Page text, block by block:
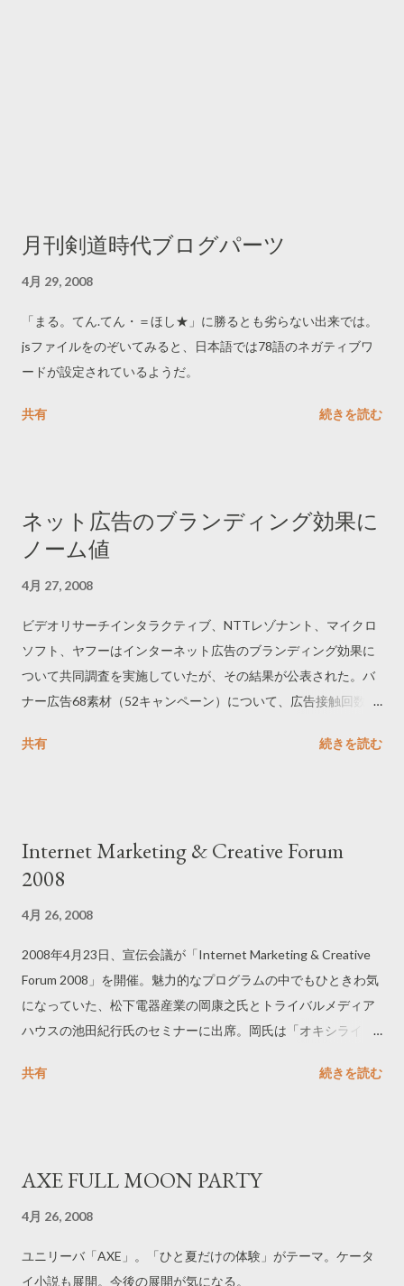
月刊剣道時代ブログパーツ
4月 29, 2008
「まる。てん.てん・＝ほし★」に勝るとも劣らない出来では。
jsファイルをのぞいてみると、日本語では78語のネガティブワ
ードが設定されているようだ。
共有 続きを読む
ネット広告のブランディング効果に
ノーム値
4月 27, 2008
ビデオリサーチインタラクティブ、NTTレゾナント、マイクロ
ソフト、ヤフーはインターネット広告のブランディング効果に
ついて共同調査を実施していたが、その結果が公表された。バ
ナー広告68素材（52キャンペーン）について、広告接触回数と
デオリサーチインタラクティブのプレスリリースからダウンロ
共有 続きを読む
Internet Marketing & Creative Forum
2008
4月 26, 2008
2008年4月23日、宣伝会議が「Internet Marketing & Creative
Forum 2008」を開催。魅力的なプログラムの中でもひときわ気
になっていた、松下電器産業の岡康之氏とトライバルメディア
ハウスの池田紀行氏のセミナーに出席。岡氏は「オキシライド
ミによる伝播を考慮したユニークなキャンペーンを次々と仕掛
と、「きれいなおねえさんは、好きですか。」キャンペーンを
担当。「きれいな・・・」は1992年から継続している息の長い
「PREMIUM MEMBER 2007 in ASIA」として、キャンペーンを
支援してくれる「美」に敏感な女性を募集した。日本の各市区
共有 続きを読む
AXE FULL MOON PARTY
4月 26, 2008
ユニリーバ「AXE」。「ひと夏だけの体験」がテーマ。ケータ
イ小説も展開。今後の展開が気になる。